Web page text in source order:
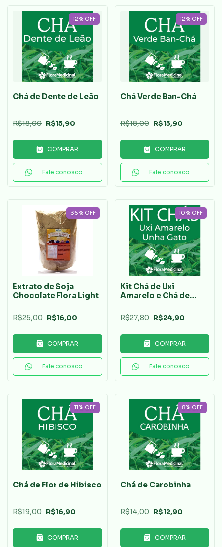
12% OFF
Chá de Dente de Leão
R$18,00 R$15,90
COMPRAR
Fale conosco
12% OFF
Chá Verde Ban-Chá
R$18,00 R$15,90
COMPRAR
Fale conosco
36% OFF
Extrato de Soja
Chocolate Flora Light
R$25,00 R$16,00
COMPRAR
Fale conosco
10% OFF
Kit Chá de Uxi
Amarelo e Chá de
R$27,80 R$24,90
COMPRAR
Fale conosco
11% OFF
Chá de Flor de Hibisco
R$19,00 R$16,90
COMPRAR
8% OFF
Chá de Carobinha
R$14,00 R$12,90
COMPRAR